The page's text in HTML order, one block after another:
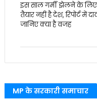
इस साल गर्मी झेलने के लिए
तैयार नहीं है देश, रिपोर्ट में
जानिए क्या है वजह
MP के सरकारी समाचार